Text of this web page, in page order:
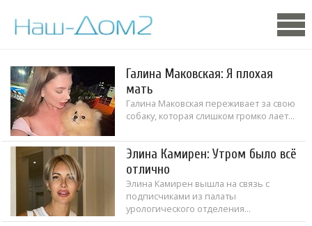
Галина Маковская: Я плохая
мать
Галина Маковская переживает за свою
собаку, которая слишком громко лает...
Элина Камирен: Утром было всё
отлично
Элина Камирен вышла на связь с
подписчиками из палаты
урологического отделения...